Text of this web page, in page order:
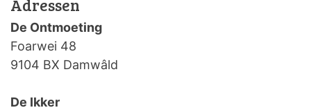
Adressen
De Ontmoeting
Foarwei 48
9104 BX Damwâld
De Ikker